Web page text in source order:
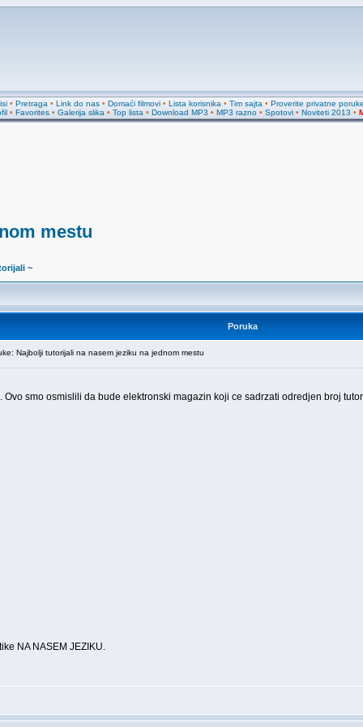
• Pretraga • Link do nas• Domaći filmovi• Lista korisnika • Tim sajta • Proverite privatne poruke
• Favorites • Galerija slika • Top lista • Download MP3 • MP3 razno • Spotovi • Noviteti 2013 •
mestu
~
Poruka
Najbolji tutorijali na nasem jeziku na jednom mestu
smo osmislili da bude elektronski magazin koji ce sadrzati odredjen broj
NA NASEM JEZIKU.